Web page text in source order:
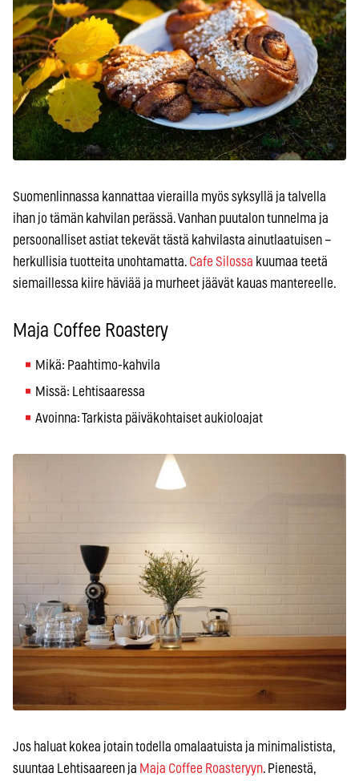
Suomenlinnassa kannattaa vierailla myös syksyllä ja talvella
ihan jo tämän kahvilan perässä. Vanhan puutalon tunnelma ja
persoonalliset astiat tekevät tästä kahvilasta ainutlaatuisen –
herkullisia tuotteita unohtamatta. Cafe Silossa kuumaa teetä
siemaillessa kiire häviää ja murheet jäävät kauas mantereelle.
Maja Coffee Roastery
Mikä: Paahtimo-kahvila
Missä: Lehtisaaressa
Avoinna: Tarkista päiväkohtaiset aukioloajat
Jos haluat kokea jotain todella omalaatuista ja minimalistista,
suuntaa Lehtisaareen ja Maja Coffee Roasteryyn. Pienestä,